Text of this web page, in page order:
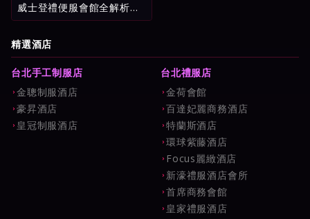
威士登禮便服會館全解析：
中山區頂級消費流程、費用
精選酒店
台北手工制服店
金聰制服酒店
豪昇酒店
皇冠制服酒店
台北禮服店
金荷會館
百達妃麗商務酒店
特蘭斯酒店
環球紫藤酒店
Focus麗緻酒店
新濠禮服酒店會所
首席商務會館
皇家禮服酒店